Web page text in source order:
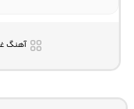
آهنگ